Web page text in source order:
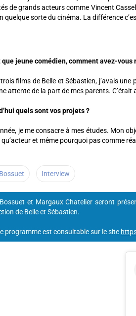
de grands acteurs comme Vincent
quelque sorte du cinéma. La différence
que jeune comédien, comment avez-
films de Belle et Sébastien, j’avais
attente de la part de mes parents. C’était
quels sont vos projets ?
je me consacre à mes études. Mon
et même pourquoi pas comme
Interview
et Margaux Chatelier seront
de Belle et Sébastien.
programme est consultable sur le site